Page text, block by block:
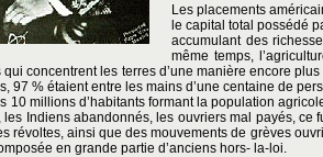
Les placements
le capital total possédé
accumulant des
même temps,
concentrent les terres d’une manière encore
97 % étaient entre les mains d’une centaine de
10 millions d’habitants formant la population
Indiens abandonnés, les ouvriers mal payés, ce
révoltes, ainsi que des mouvements de grèves
en grande partie d’anciens hors- la-loi.